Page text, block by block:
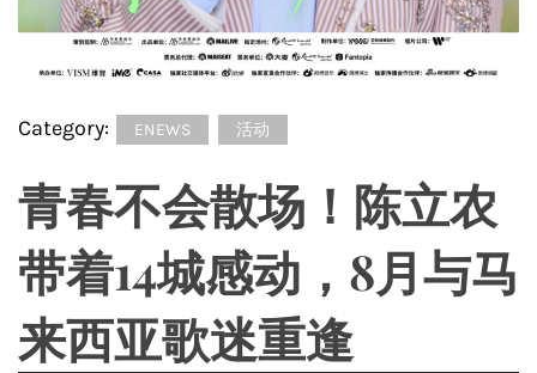
Category: ENEWS 活动
青春不会散场！陈立农
带着14城感动，8月与马
来西亚歌迷重逢